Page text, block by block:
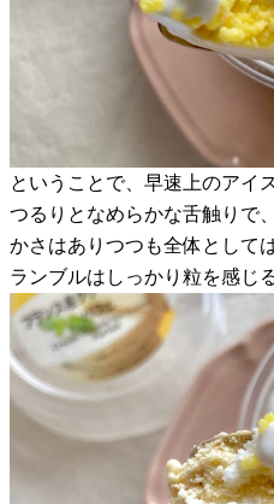
ということで、早速上のアイ
つるりとなめらかな舌触りで
かさはありつつも全体として
ランブルはしっかり粒を感じ